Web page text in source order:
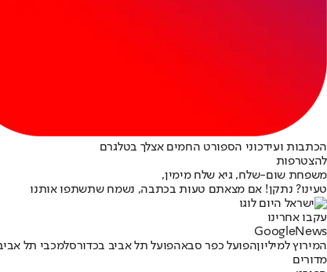
הכתבות ועידכוני הספורט החמים אצלך בטלגרם
להצטרפות
משפחת שום-שלח, גיא שלח מימין,
טעינו? נתקן! אם מצאתם טעות בכתבה, נשמח שתשתפו אותנו
עקבו אחרינו
Googl eNews
המירוץ למיליוןהפועל כפר סבאהפועל תל אביב בכדורסלמכבי תל
מדורים